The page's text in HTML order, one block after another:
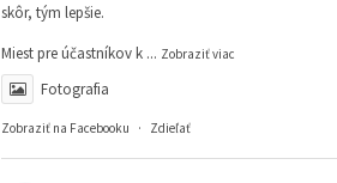
skôr, tým lepšie.
Miest pre účastníkov k ... Zobraziť viac
Fotografia
Zobraziť na Facebooku · Zdieľať